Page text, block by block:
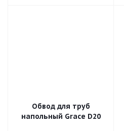
Обвод для труб
напольный Grace D20